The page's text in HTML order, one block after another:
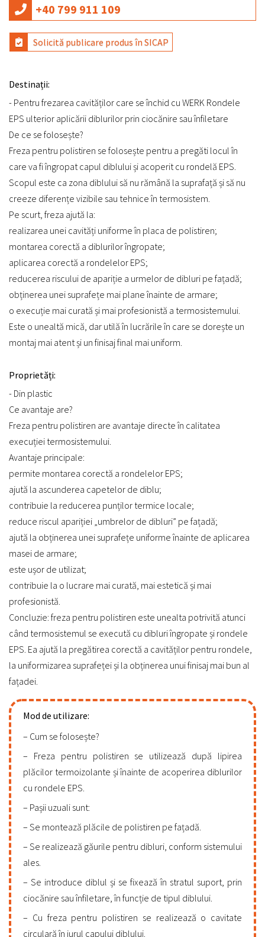
+40 799 911 109
Solicită publicare produs în SICAP
Destinații:
- Pentru frezarea cavităților care se închid cu WERK Rondele
EPS ulterior aplicării diblurilor prin ciocănire sau înfiletare
De ce se folosește?
Freza pentru polistiren se folosește pentru a pregăti locul în
care va fi îngropat capul diblului și acoperit cu rondelă EPS.
Scopul este ca zona diblului să nu rămână la suprafață și să nu
creeze diferențe vizibile sau tehnice în termosistem.
Pe scurt, freza ajută la:
realizarea unei cavități uniforme în placa de polistiren;
montarea corectă a diblurilor îngropate;
aplicarea corectă a rondelelor EPS;
reducerea riscului de apariție a urmelor de dibluri pe fațadă;
obținerea unei suprafețe mai plane înainte de armare;
o execuție mai curată și mai profesionistă a termosistemului.
Este o unealtă mică, dar utilă în lucrările în care se dorește un
montaj mai atent și un finisaj final mai uniform.
Proprietăți:
- Din plastic
Ce avantaje are?
Freza pentru polistiren are avantaje directe în calitatea
execuției termosistemului.
Avantaje principale:
permite montarea corectă a rondelelor EPS;
ajută la ascunderea capetelor de diblu;
contribuie la reducerea punților termice locale;
reduce riscul apariției „umbrelor de dibluri” pe fațadă;
ajută la obținerea unei suprafețe uniforme înainte de aplicarea
masei de armare;
este ușor de utilizat;
contribuie la o lucrare mai curată, mai estetică și mai
profesionistă.
Concluzie: freza pentru polistiren este unealta potrivită atunci
când termosistemul se execută cu dibluri îngropate și rondele
EPS. Ea ajută la pregătirea corectă a cavităților pentru rondele,
la uniformizarea suprafeței și la obținerea unui finisaj mai bun al
fațadei.
Mod de utilizare:
Cum se folosește?
Freza pentru polistiren se utilizează după lipirea
plăcilor termoizolante și înainte de acoperirea diblurilor
cu rondele EPS.
Pașii uzuali sunt:
Se montează plăcile de polistiren pe fațadă.
Se realizează găurile pentru dibluri, conform sistemului
ales.
Se introduce diblul și se fixează în stratul suport, prin
ciocănire sau înfiletare, în funcție de tipul diblului.
Cu freza pentru polistiren se realizează o cavitate
circulară în jurul capului diblului.